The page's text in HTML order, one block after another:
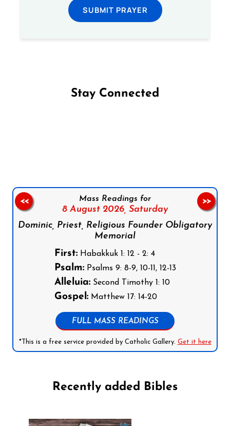
SUBMIT PRAYER
Stay Connected
Mass Readings for
8 August 2026, Saturday
Dominic, Priest, Religious Founder Obligatory
Memorial
First:Habakkuk 1: 12 - 2: 4
Psalm:Psalms 9: 8-9, 10-11, 12-13
Alleluia:Second Timothy 1: 10
Gospel:Matthew 17: 14-20
FULL MASS READINGS
*This is a free service provided by Catholic Gallery. Get it here
<< >>
Recently added Bibles